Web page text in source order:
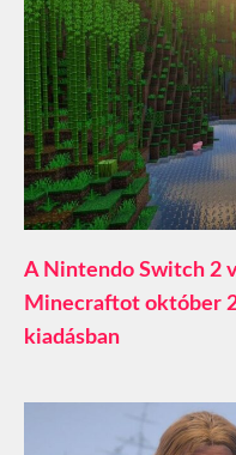
A Nintendo Switch 2
Minecraftot október
kiadásban